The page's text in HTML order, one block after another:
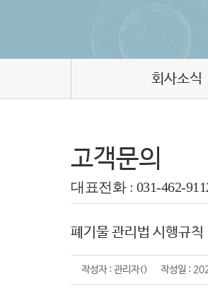
회사소식
고객문의
대표전화 : 031-462-
폐기물 관리법 시행규칙
작성자 : 관리자() 작성일 :